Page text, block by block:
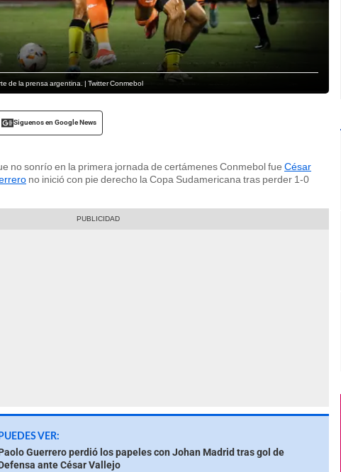
de la prensa argentina. | Twitter Conmebol
Siguenos en Google News
no sonrío en la primera jornada de certámenes Conmebol fue César
no inició con pie derecho la Copa Sudamericana tras perder 1-0
PUEDES VER:
Guerrero perdió los papeles con Johan Madrid tras gol de
ante César Vallejo